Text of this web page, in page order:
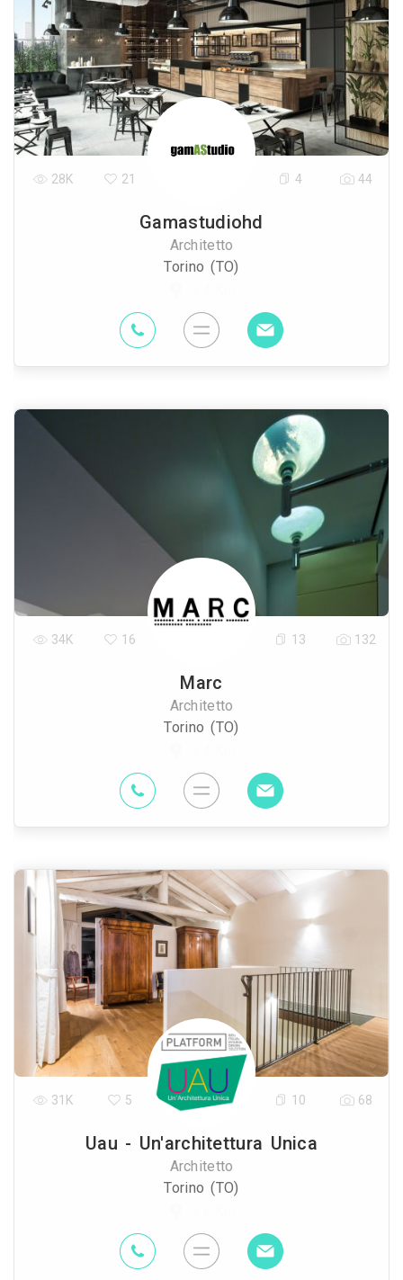
Gamastudiohd
Architetto
Torino (TO)
28K 21 4 44
Marc
Architetto
Torino (TO)
34K 16 13 132
Uau - Un'architettura Unica
Architetto
Torino (TO)
31K 5 10 68